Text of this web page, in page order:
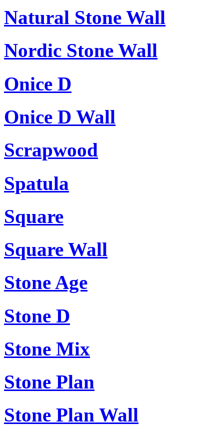
Natural Stone Wall
Nordic Stone Wall
Onice D
Onice D Wall
Scrapwood
Spatula
Square
Square Wall
Stone Age
Stone D
Stone Mix
Stone Plan
Stone Plan Wall